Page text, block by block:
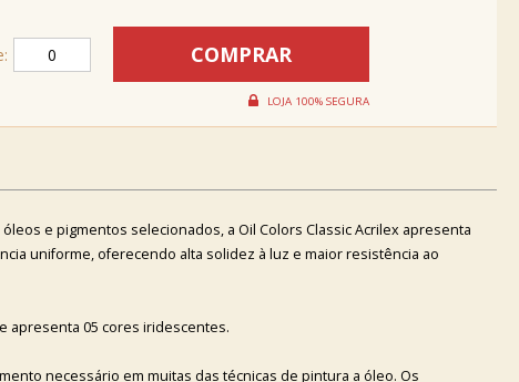
e pigmentos selecionados, a Oil Colors Classic Acrilex apresenta
uniforme, oferecendo alta solidez à luz e maior resistência ao
apresenta 05 cores iridescentes.
necessário em muitas das técnicas de pintura a óleo. Os